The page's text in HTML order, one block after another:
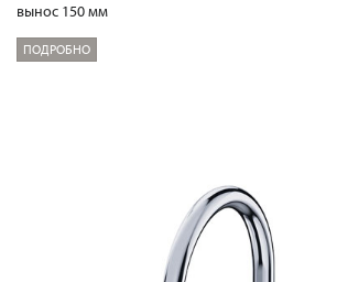
вынос 150 мм
ПОДРОБНО